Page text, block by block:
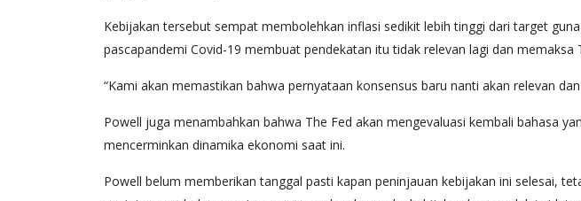
Kebijakan tersebut sempat membolehkan inflasi sedikit lebih tinggi dari target
pascapandemi Covid-19 membuat pendekatan itu tidak relevan lagi dan memaksa
“Kami akan memastikan bahwa pernyataan konsensus baru nanti akan relevan
Powell juga menambahkan bahwa The Fed akan mengevaluasi kembali bahasa
mencerminkan dinamika ekonomi saat ini.
Powell belum memberikan tanggal pasti kapan peninjauan kebijakan ini selesai,